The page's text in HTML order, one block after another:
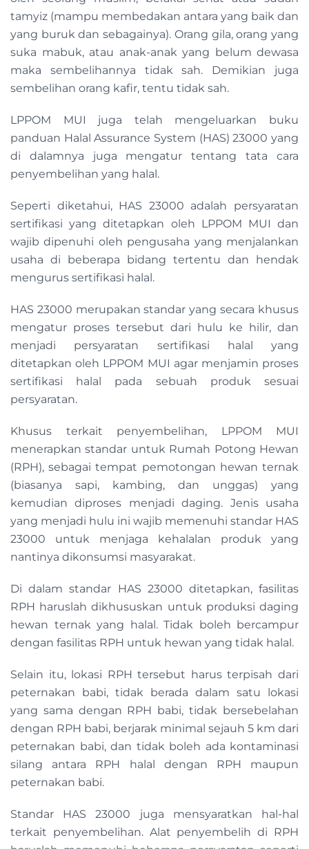
tamyiz (mampu membedakan antara yang baik dan
yang buruk dan sebagainya). Orang gila, orang yang
suka mabuk, atau anak-anak yang belum dewasa
maka sembelihannya tidak sah. Demikian juga
sembelihan orang kafir, tentu tidak sah.
LPPOM MUI juga telah mengeluarkan buku
panduan Halal Assurance System (HAS) 23000 yang
di dalamnya juga mengatur tentang tata cara
penyembelihan yang halal.
Seperti diketahui, HAS 23000 adalah persyaratan
sertifikasi yang ditetapkan oleh LPPOM MUI dan
wajib dipenuhi oleh pengusaha yang menjalankan
usaha di beberapa bidang tertentu dan hendak
mengurus sertifikasi halal.
HAS 23000 merupakan standar yang secara khusus
mengatur proses tersebut dari hulu ke hilir, dan
menjadi persyaratan sertifikasi halal yang
ditetapkan oleh LPPOM MUI agar menjamin proses
sertifikasi halal pada sebuah produk sesuai
persyaratan.
Khusus terkait penyembelihan, LPPOM MUI
menerapkan standar untuk Rumah Potong Hewan
(RPH), sebagai tempat pemotongan hewan ternak
(biasanya sapi, kambing, dan unggas) yang
kemudian diproses menjadi daging. Jenis usaha
yang menjadi hulu ini wajib memenuhi standar HAS
23000 untuk menjaga kehalalan produk yang
nantinya dikonsumsi masyarakat.
Di dalam standar HAS 23000 ditetapkan, fasilitas
RPH haruslah dikhususkan untuk produksi daging
hewan ternak yang halal. Tidak boleh bercampur
dengan fasilitas RPH untuk hewan yang tidak halal.
Selain itu, lokasi RPH tersebut harus terpisah dari
peternakan babi, tidak berada dalam satu lokasi
yang sama dengan RPH babi, tidak bersebelahan
dengan RPH babi, berjarak minimal sejauh 5 km dari
peternakan babi, dan tidak boleh ada kontaminasi
silang antara RPH halal dengan RPH maupun
peternakan babi.
Standar HAS 23000 juga mensyaratkan hal-hal
terkait penyembelihan. Alat penyembelih di RPH